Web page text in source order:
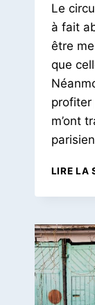
Petit
Pois
Le
à fait
être
que
profiter
m’ont
LIRE LA